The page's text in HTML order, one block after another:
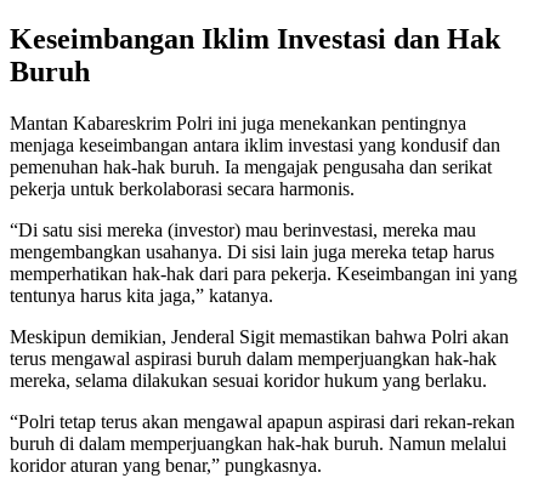
Keseimbangan Iklim Investasi dan Hak
Buruh
Mantan Kabareskrim Polri ini juga menekankan pentingnya
menjaga keseimbangan antara iklim investasi yang kondusif dan
pemenuhan hak-hak buruh. Ia mengajak pengusaha dan serikat
pekerja untuk berkolaborasi secara harmonis.
“Di satu sisi mereka (investor) mau berinvestasi, mereka mau
mengembangkan usahanya. Di sisi lain juga mereka tetap harus
memperhatikan hak-hak dari para pekerja. Keseimbangan ini yang
tentunya harus kita jaga,” katanya.
Meskipun demikian, Jenderal Sigit memastikan bahwa Polri akan
terus mengawal aspirasi buruh dalam memperjuangkan hak-hak
mereka, selama dilakukan sesuai koridor hukum yang berlaku.
“Polri tetap terus akan mengawal apapun aspirasi dari rekan-rekan
buruh di dalam memperjuangkan hak-hak buruh. Namun melalui
koridor aturan yang benar,” pungkasnya.